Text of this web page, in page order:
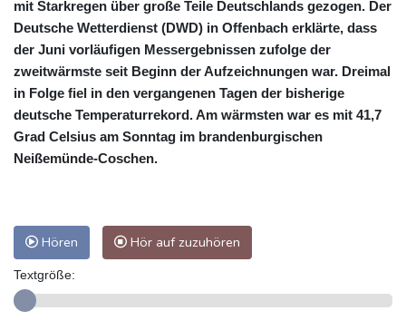
mit Starkregen über große Teile Deutschlands gezogen. Der
Deutsche Wetterdienst (DWD) in Offenbach erklärte, dass
der Juni vorläufigen Messergebnissen zufolge der
zweitwärmste seit Beginn der Aufzeichnungen war. Dreimal
in Folge fiel in den vergangenen Tagen der bisherige
deutsche Temperaturrekord. Am wärmsten war es mit 41,7
Grad Celsius am Sonntag im brandenburgischen
Neißemünde-Coschen.
Hören Hör auf zuzuhören
Textgröße: